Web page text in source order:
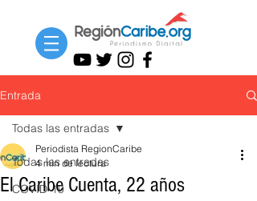
Entrada
Todas las entradas
COVID-19
Todas las entradas
El Caribe Cuenta, 22 años
Periodista RegionCaribe
4 min de lectura